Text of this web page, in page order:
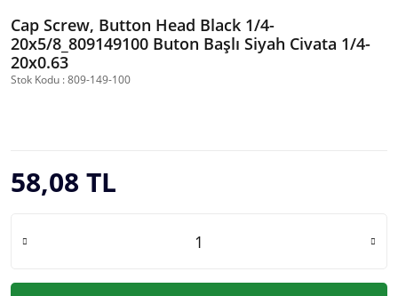
Cap Screw, Button Head Black 1/4-
20x5/8_809149100 Buton Başlı Siyah Civata 1/4-
20x0.63
Stok Kodu : 809-149-100
58,08 TL